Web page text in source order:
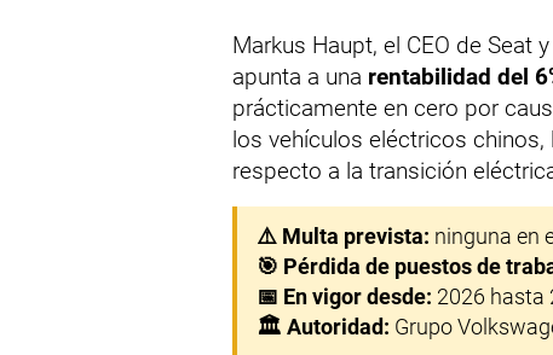
Markus Haupt, el CEO de Seat
apunta a una rentabilidad del
prácticamente en cero por
los vehículos eléctricos
respecto a la transición
⚠️ Multa prevista: ninguna en
🎯 Pérdida de puestos de
📅 En vigor desde: 2026 hasta
🏛️ Autoridad: Grupo